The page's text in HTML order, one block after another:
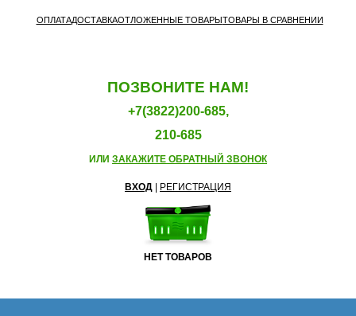
ОПЛАТАДОСТАВКАОТЛОЖЕННЫЕ ТОВАРЫТОВАРЫ В СРАВНЕНИИ
ПОЗВОНИТЕ НАМ!
+7(3822)200-685,
210-685
ИЛИ ЗАКАЖИТЕ ОБРАТНЫЙ ЗВОНОК
ВХОД РЕГИСТРАЦИЯ
НЕТ ТОВАРОВ